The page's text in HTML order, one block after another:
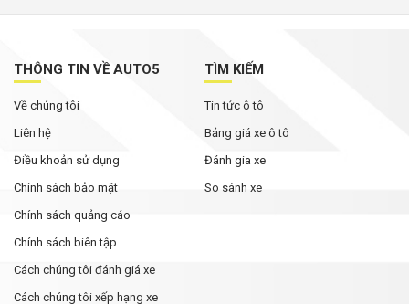
THÔNG TIN VỀ AUTO5
Về chúng tôi
Liên hệ
Điều khoản sử dụng
Chính sách bảo mật
Chính sách quảng cáo
Chính sách biên tập
Cách chúng tôi đánh giá xe
Cách chúng tôi xếp hạng xe
TÌM KIẾM
Tin tức ô tô
Bảng giá xe ô tô
Đánh gia xe
So sánh xe